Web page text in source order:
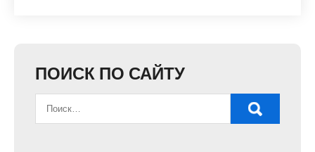
ПОИСК ПО САЙТУ